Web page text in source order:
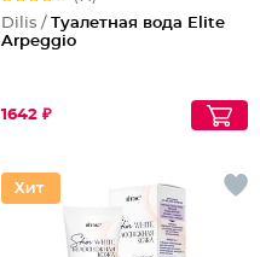
Dilis / Туалетная вода Elite
Arpeggio
1642 ₽